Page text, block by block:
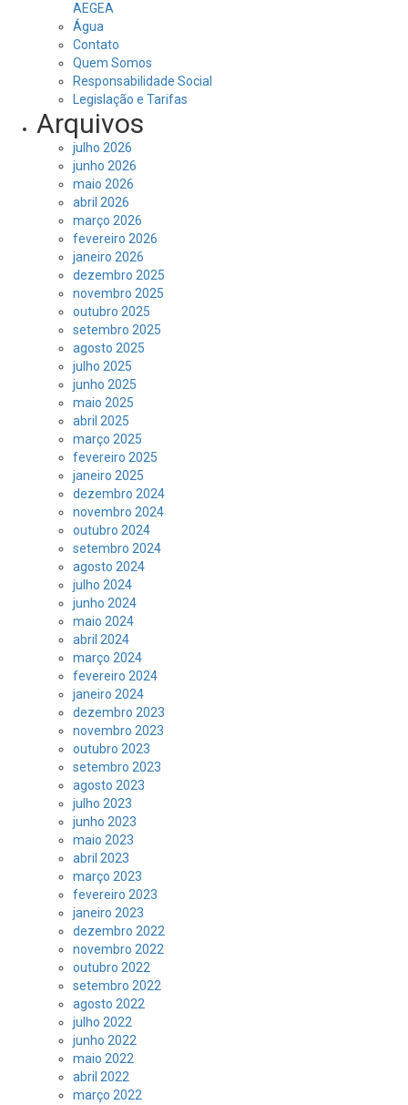
AEGEA
Água
Contato
Quem Somos
Responsabilidade Social
Legislação e Tarifas
Arquivos
julho 2026
junho 2026
maio 2026
abril 2026
março 2026
fevereiro 2026
janeiro 2026
dezembro 2025
novembro 2025
outubro 2025
setembro 2025
agosto 2025
julho 2025
junho 2025
maio 2025
abril 2025
março 2025
fevereiro 2025
janeiro 2025
dezembro 2024
novembro 2024
outubro 2024
setembro 2024
agosto 2024
julho 2024
junho 2024
maio 2024
abril 2024
março 2024
fevereiro 2024
janeiro 2024
dezembro 2023
novembro 2023
outubro 2023
setembro 2023
agosto 2023
julho 2023
junho 2023
maio 2023
abril 2023
março 2023
fevereiro 2023
janeiro 2023
dezembro 2022
novembro 2022
outubro 2022
setembro 2022
agosto 2022
julho 2022
junho 2022
maio 2022
abril 2022
março 2022